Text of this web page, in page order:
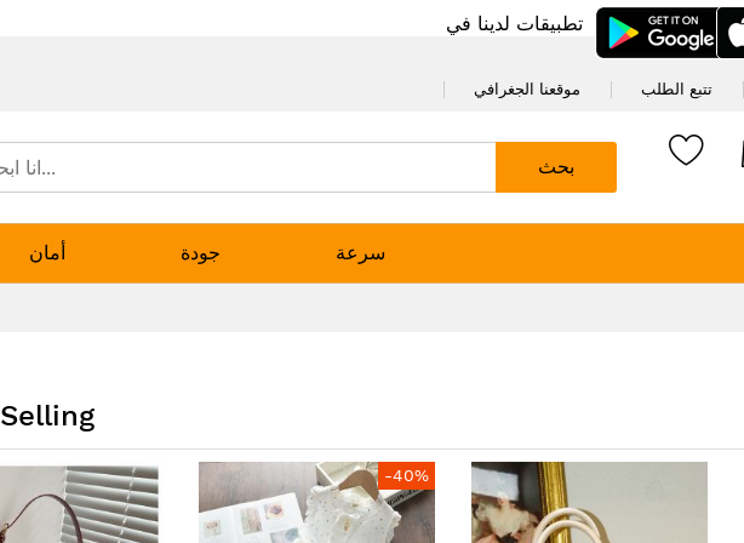
تطبيقات لدينا في
موقعنا الجغرافي تتبع الطلب
بحث
أمان جودة سرعة
-40%